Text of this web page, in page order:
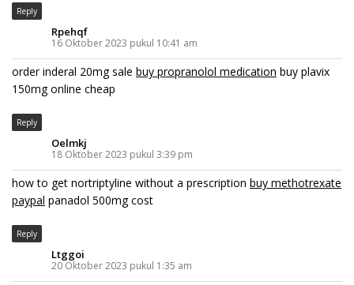
Reply
Rpehqf
16 Oktober 2023 pukul 10:41 am
order inderal 20mg sale buy propranolol medication buy plavix
150mg online cheap
Reply
Oelmkj
18 Oktober 2023 pukul 3:39 pm
how to get nortriptyline without a prescription buy methotrexate
paypal panadol 500mg cost
Reply
Ltggoi
20 Oktober 2023 pukul 1:35 am